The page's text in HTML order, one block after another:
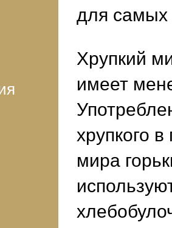
для
Хрупкий
имеет
хрупкого
мира